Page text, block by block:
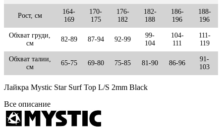
Рост, см
164-
169
170-
175
176-
182
182-
188
186-
196
188-
196
Обхват груди,
см
82-89 87-94 92-99
99-
104
104-
111
111-
119
Обхват талии,
см
65-75 69-80 75-85 81-90 86-96
91-
103
Лайкра Mystic Star Surf Top L/S 2mm Black
Все описание